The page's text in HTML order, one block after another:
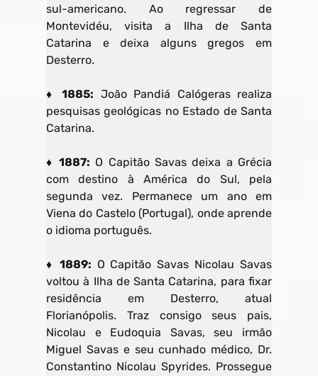
sul-americano. Ao regressar de
Montevidéu, visita a Ilha de Santa
Catarina e deixa alguns gregos em
Desterro.
♦ 1885: João Pandiá Calógeras realiza
pesquisas geológicas no Estado de Santa
Catarina.
♦ 1887: O Capitão Savas deixa a Grécia
com destino à América do Sul, pela
segunda vez. Permanece um ano em
Viena do Castelo (Portugal), onde aprende
o idioma português.
♦ 1889: O Capitão Savas Nicolau Savas
voltou à Ilha de Santa Catarina, para fixar
residência em Desterro, atual
Florianópolis. Traz consigo seus pais,
Nicolau e Eudoquia Savas, seu irmão
Miguel Savas e seu cunhado médico, Dr.
Constantino Nicolau Spyrides. Prossegue